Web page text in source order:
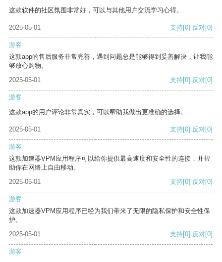
这款软件的社区氛围非常好，可以与其他用户交流学习心得。
2025-05-01 支持[0] 反对[0]
游客
这款app的售后服务非常完善，遇到问题总是能够得到妥善解决，让我能
够放心购物。
2025-05-01
支持[0] 反对[0]
游客
这款app的用户评论非常真实，可以帮助我做出更准确的选择。
2025-05-01 支持[0] 反对[0]
游客
这款加速器VPM应用程序可以给你提供最高速度和安全性的连接，并帮
助你在网络上自由移动。
2025-05-01
支持[0] 反对[0]
游客
这款加速器VPM应用程序已经为我们带来了无限的隐私保护和安全性保
护。
2025-05-01
支持[0] 反对[0]
游客